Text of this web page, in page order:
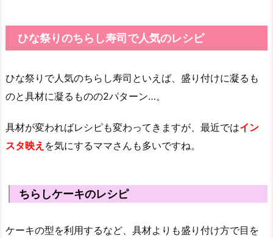
ひな祭りのちらし寿司で人気のレシピ
ひな祭りで人気のちらし寿司といえば、盛り付けに凝るも
のと具材に凝るものの2パターン…。
具材が変わればレシピも変わってきますが、最近ではイン
スタ映え を気にするママさんも多いですね。
ちらしケーキのレシピ
ケーキの型を利用するなど、具材よりも盛り付け方で目を